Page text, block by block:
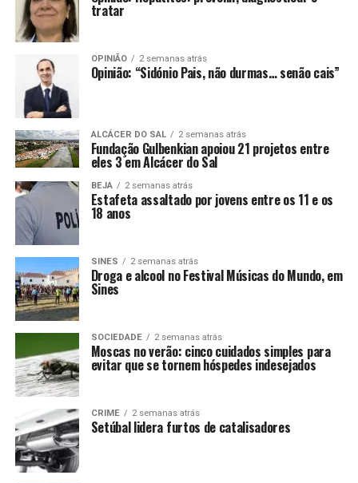
tratar
OPINIÃO 2 semanas atrás
Opinião: “Sidónio Pais, não durmas… senão cais”
ALCÁCER DO SAL 2 semanas atrás
Fundação Gulbenkian apoiou 21 projetos entre
eles 3 em Alcácer do Sal
BEJA 2 semanas atrás
Estafeta assaltado por jovens entre os 11 e os
18 anos
SINES 2 semanas atrás
Droga e alcool no Festival Músicas do Mundo, em
Sines
SOCIEDADE 2 semanas atrás
Moscas no verão: cinco cuidados simples para
evitar que se tornem hóspedes indesejados
CRIME 2 semanas atrás
Setúbal lidera furtos de catalisadores